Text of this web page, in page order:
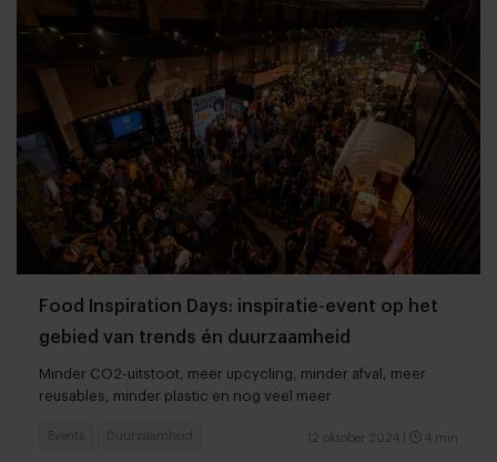
Food Inspiration Days: inspiratie-event op het
gebied van trends én duurzaamheid
Minder CO2-uitstoot, meer upcycling, minder afval, meer
reusables, minder plastic en nog veel meer
12 oktober 2024 4 min
Events Duurzaamheid